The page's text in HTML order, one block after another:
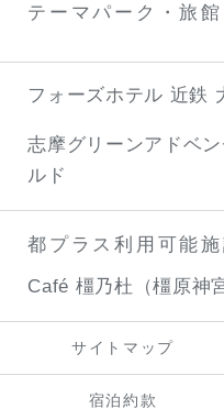
テーマパーク・旅館
フォーズホテル 近鉄
志摩グリーンアドベ
ルド
都プラス利用可能施
Café 橿乃杜（橿原神
サイトマップ
宿泊約款